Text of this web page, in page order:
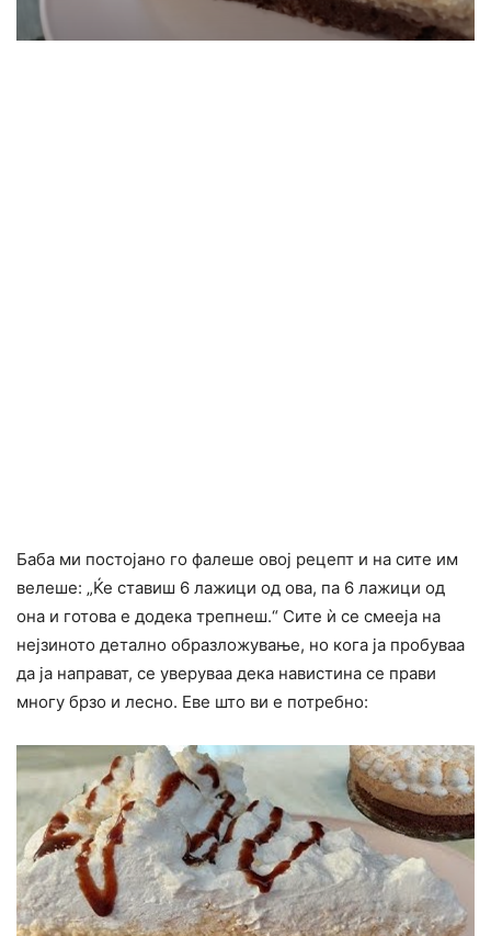
Баба ми постојано го фалеше овој рецепт и на сите им
велеше: „Ќе ставиш 6 лажици од ова, па 6 лажици од
она и готова е додека трепнеш.“ Сите ѝ се смееја на
нејзиното детално образложување, но кога ја пробуваа
да ја направат, се уверуваа дека навистина се прави
многу брзо и лесно. Еве што ви е потребно: